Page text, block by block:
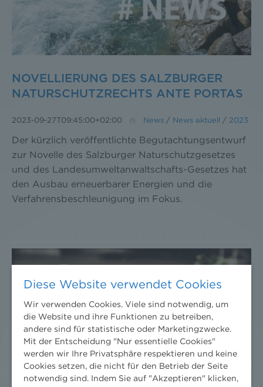
NOVELLIERUNG DES SALZBURGER
NATURSCHUTZRECHTS ANTE PORTAS
2023-09-27T09:45:00+02:00 News / News aktuell / 2023
Der kürzlich veröffentlichte Begutachtungsentwurf
zur Novelle des Salzburger Naturschutzgesetzes
und des Landesumweltanwaltschafts-Gesetzes hat
den Ausbau erneuerbarer Energien und die
Verfahrensbeschleunigung im Fokus.
Diese Website verwendet Cookies
Wir verwenden Cookies. Viele sind notwendig, um
die Website und ihre Funktionen zu betreiben,
andere sind für statistische oder Marketingzwecke.
Mit der Entscheidung "Nur essentielle Cookies"
werden wir Ihre Privatsphäre respektieren und keine
Cookies setzen, die nicht für den Betrieb der Seite
notwendig sind. Indem Sie auf "Akzeptieren" klicken,